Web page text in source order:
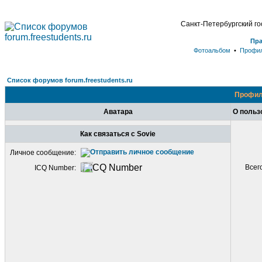
Санкт-Петербургский
Фотоальбом •
Список форумов forum.freestudents.ru
Аватара О
Как связаться с Sovie
Личное сообщение:
ICQ Number: